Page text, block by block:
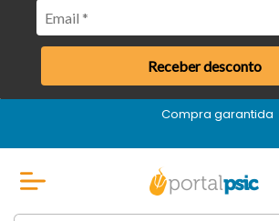
Receber desconto
Compra garantida